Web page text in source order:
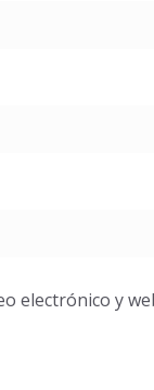
electrónico y